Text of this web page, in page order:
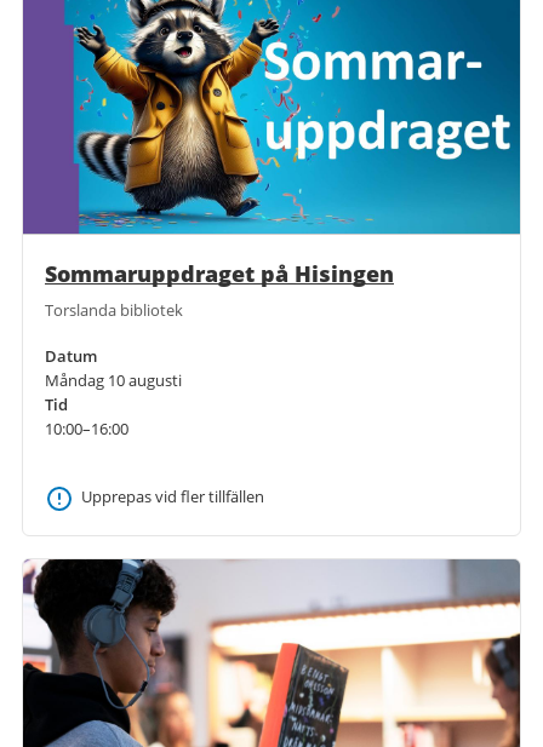
Sommaruppdraget på Hisingen
Torslanda bibliotek
Datum
Måndag 10 augusti
Tid
10:00–16:00
Upprepas vid fler tillfällen